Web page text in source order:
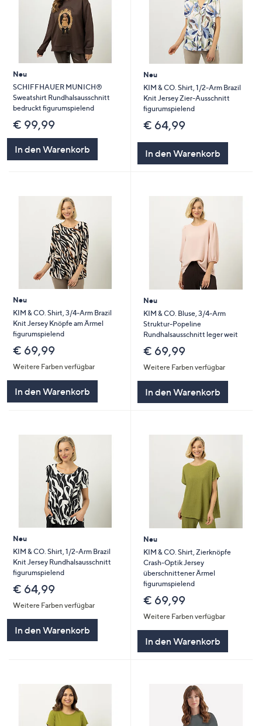
Neu
SCHIFFHAUER MUNICH®
Sweatshirt Rundhalsausschnitt
bedruckt figurumspielend
€ 99,99
In den Warenkorb
Neu
KIM & CO. Shirt, 1/2-Arm Brazil
Knit Jersey Zier-Ausschnitt
figurumspielend
€ 64,99
In den Warenkorb
Neu
KIM & CO. Shirt, 3/4-Arm Brazil
Knit Jersey Knöpfe am Ärmel
figurumspielend
€ 69,99
Weitere Farben verfügbar
In den Warenkorb
Neu
KIM & CO. Bluse, 3/4-Arm
Struktur-Popeline
Rundhalsausschnitt leger weit
€ 69,99
Weitere Farben verfügbar
In den Warenkorb
Neu
KIM & CO. Shirt, 1/2-Arm Brazil
Knit Jersey Rundhalsausschnitt
figurumspielend
€ 64,99
Weitere Farben verfügbar
In den Warenkorb
Neu
KIM & CO. Shirt, Zierknöpfe
Crash-Optik Jersey
überschnittener Ärmel
figurumspielend
€ 69,99
Weitere Farben verfügbar
In den Warenkorb